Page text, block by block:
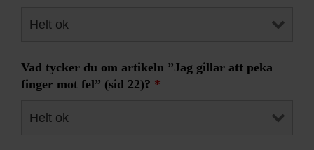
Vad tycker du om artikeln ”Jag gillar att peka
finger mot fel” (sid 22)? *